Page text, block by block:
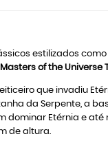
estilizados
Masters of the Universe
que invadiu
da Serpente, a
Etérnia e
de altura.